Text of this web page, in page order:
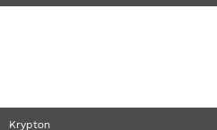
Krypton